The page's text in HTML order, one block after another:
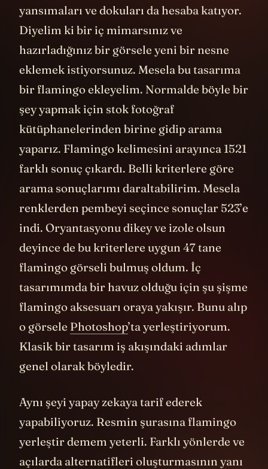
yansımaları ve dokuları da hesaba katıyor.
Diyelim ki bir iç mimarsınız ve
hazırladığınız bir görsele yeni bir nesne
eklemek istiyorsunuz. Mesela bu tasarıma
bir flamingo ekleyelim. Normalde böyle bir
şey yapmak için stok fotoğraf
kütüphanelerinden birine gidip arama
yaparız. Flamingo kelimesini arayınca 1521
farklı sonuç çıkardı. Belli kriterlere göre
arama sonuçlarımı daraltabilirim. Mesela
renklerden pembeyi seçince sonuçlar 523’e
indi. Oryantasyonu dikey ve izole olsun
deyince de bu kriterlere uygun 47 tane
flamingo görseli bulmuş oldum. İç
tasarımımda bir havuz olduğu için şu şişme
flamingo aksesuarı oraya yakışır. Bunu alıp
o görsele Photoshop’ta yerleştiriyorum.
Klasik bir tasarım iş akışındaki adımlar
genel olarak böyledir.
Aynı şeyi yapay zekaya tarif ederek
yapabiliyoruz. Resmin şurasına flamingo
yerleştir demem yeterli. Farklı yönlerde ve
açılarda alternatifleri oluşturmasının yanı